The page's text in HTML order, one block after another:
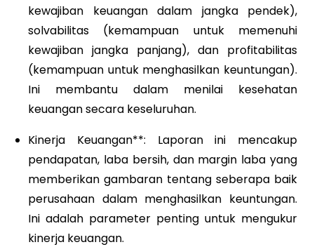
kewajiban keuangan dalam jangka pendek),
solvabilitas (kemampuan untuk memenuhi
kewajiban jangka panjang), dan profitabilitas
(kemampuan untuk menghasilkan keuntungan).
Ini membantu dalam menilai kesehatan
keuangan secara keseluruhan.
Kinerja Keuangan**: Laporan ini mencakup
pendapatan, laba bersih, dan margin laba yang
memberikan gambaran tentang seberapa baik
perusahaan dalam menghasilkan keuntungan.
Ini adalah parameter penting untuk mengukur
kinerja keuangan.